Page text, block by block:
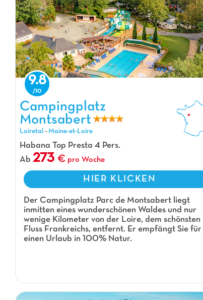
Campingplatz Montsabert, Campingplatz Loiretal
9.8
Campingplatz
Montsabert
Loiretal - Maine-et-Loire
Habana Top Presta 4 Pers.
Ab 273 pro Woche
HIER KLICKEN
Der Campingplatz Parc de Montsabert liegt
inmitten eines wunderschönen Waldes und nur
wenige Kilometer von der Loire, dem schönsten
Fluss Frankreichs, entfernt. Er empfängt Sie für
einen Urlaub in 100% Natur.